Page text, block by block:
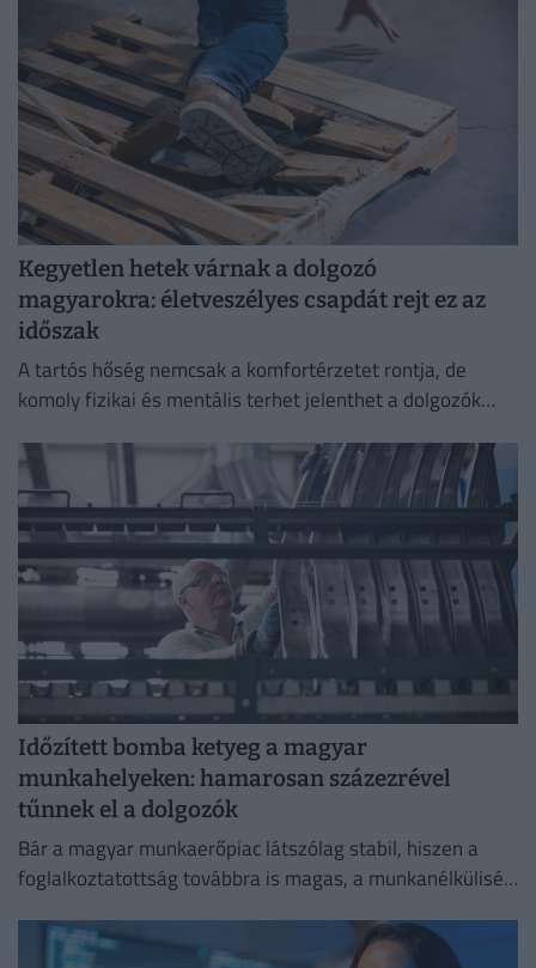
Kegyetlen hetek várnak a dolgozó
magyarokra: életveszélyes csapdát rejt ez az
időszak
A tartós hőség nemcsak a komfortérzetet rontja, de
komoly fizikai és mentális terhet jelenthet a dolgozók
Időzített bomba ketyeg a magyar
munkahelyeken: hamarosan százezrével
tűnnek el a dolgozók
Bár a magyar munkaerőpiac látszólag stabil, hiszen a
foglalkoztatottság továbbra is magas, a munkanélküliség